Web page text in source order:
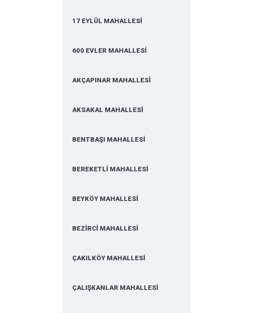
17 EYLÜL MAHALLESİ
600 EVLER MAHALLESİ
AKÇAPINAR MAHALLESİ
AKSAKAL MAHALLESİ
BENTBAŞI MAHALLESİ
BEREKETLİ MAHALLESİ
BEYKÖY MAHALLESİ
BEZİRCİ MAHALLESİ
ÇAKILKÖY MAHALLESİ
ÇALIŞKANLAR MAHALLESİ